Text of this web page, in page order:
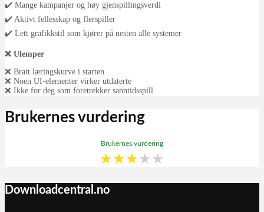
✔️ Mange kampanjer og høy gjenspillingsverdi
✔️ Aktivt fellesskap og flerspiller
✔️ Lett grafikkstil som kjører på nesten alle systemer
❌ Ulemper
❌ Bratt læringskurve i starten
❌ Noen UI-elementer virker utdaterte
❌ Ikke for deg som foretrekker sanntidsspill
Brukernes vurdering
Brukernes vurdering
★★★★★
Downloadcentral.no